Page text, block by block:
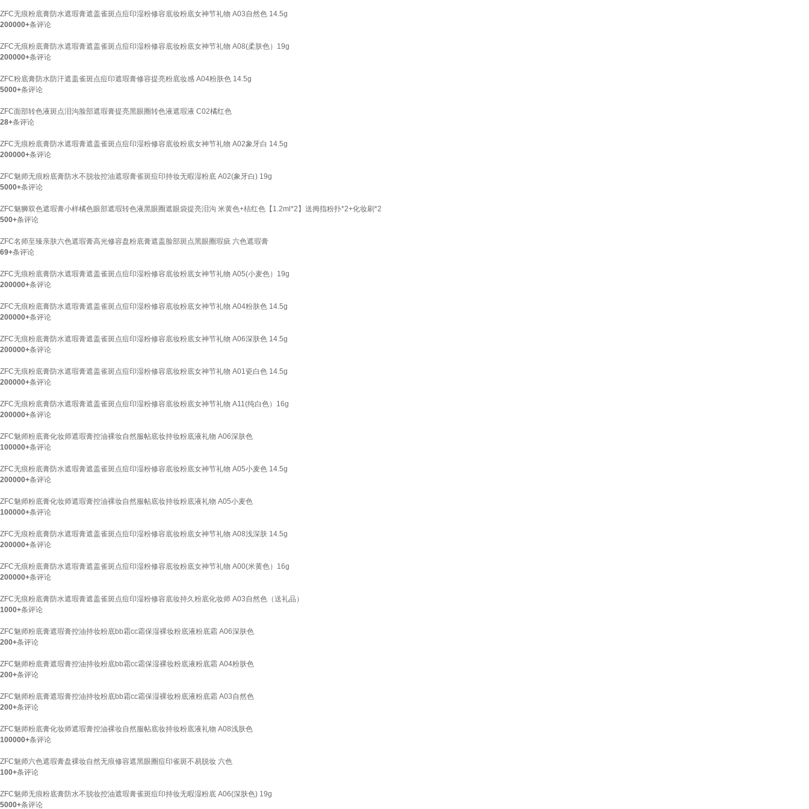
ZFC无痕粉底膏防水遮瑕膏遮盖雀斑点痘印湿粉修容底妆粉底女神节礼物 A03自然色 14.5g
200000+条评论
ZFC无痕粉底膏防水遮瑕膏遮盖雀斑点痘印湿粉修容底妆粉底女神节礼物 A08(柔肤色）19g
200000+条评论
ZFC粉底膏防水防汗遮盖雀斑点痘印遮瑕膏修容提亮粉底妆感 A04粉肤色 14.5g
5000+条评论
ZFC面部转色液斑点泪沟脸部遮瑕膏提亮黑眼圈转色液遮瑕液 C02橘红色
28+条评论
ZFC无痕粉底膏防水遮瑕膏遮盖雀斑点痘印湿粉修容底妆粉底女神节礼物 A02象牙白 14.5g
200000+条评论
ZFC魅师无痕粉底膏防水不脱妆控油遮瑕膏雀斑痘印持妆无暇湿粉底 A02(象牙白) 19g
5000+条评论
ZFC魅狮双色遮瑕膏小样橘色眼部遮瑕转色液黑眼圈遮眼袋提亮泪沟 米黄色+桔红色【1.2ml*2】送拇指粉扑*2+化妆刷*2
500+条评论
ZFC名师至臻亲肤六色遮瑕膏高光修容盘粉底膏遮盖脸部斑点黑眼圈瑕疵 六色遮瑕膏
69+条评论
ZFC无痕粉底膏防水遮瑕膏遮盖雀斑点痘印湿粉修容底妆粉底女神节礼物 A05(小麦色）19g
200000+条评论
ZFC无痕粉底膏防水遮瑕膏遮盖雀斑点痘印湿粉修容底妆粉底女神节礼物 A04粉肤色 14.5g
200000+条评论
ZFC无痕粉底膏防水遮瑕膏遮盖雀斑点痘印湿粉修容底妆粉底女神节礼物 A06深肤色 14.5g
200000+条评论
ZFC无痕粉底膏防水遮瑕膏遮盖雀斑点痘印湿粉修容底妆粉底女神节礼物 A01瓷白色 14.5g
200000+条评论
ZFC无痕粉底膏防水遮瑕膏遮盖雀斑点痘印湿粉修容底妆粉底女神节礼物 A11(纯白色）16g
200000+条评论
ZFC魅师粉底膏化妆师遮瑕膏控油裸妆自然服帖底妆持妆粉底液礼物 A06深肤色
100000+条评论
ZFC无痕粉底膏防水遮瑕膏遮盖雀斑点痘印湿粉修容底妆粉底女神节礼物 A05小麦色 14.5g
200000+条评论
ZFC魅师粉底膏化妆师遮瑕膏控油裸妆自然服帖底妆持妆粉底液礼物 A05小麦色
100000+条评论
ZFC无痕粉底膏防水遮瑕膏遮盖雀斑点痘印湿粉修容底妆粉底女神节礼物 A08浅深肤 14.5g
200000+条评论
ZFC无痕粉底膏防水遮瑕膏遮盖雀斑点痘印湿粉修容底妆粉底女神节礼物 A00(米黄色）16g
200000+条评论
ZFC无痕粉底膏防水遮瑕膏遮盖雀斑点痘印湿粉修容底妆持久粉底化妆师 A03自然色（送礼品）
1000+条评论
ZFC魅师粉底膏遮瑕膏控油持妆粉底bb霜cc霜保湿裸妆粉底液粉底霜 A06深肤色
200+条评论
ZFC魅师粉底膏遮瑕膏控油持妆粉底bb霜cc霜保湿裸妆粉底液粉底霜 A04粉肤色
200+条评论
ZFC魅师粉底膏遮瑕膏控油持妆粉底bb霜cc霜保湿裸妆粉底液粉底霜 A03自然色
200+条评论
ZFC魅师粉底膏化妆师遮瑕膏控油裸妆自然服帖底妆持妆粉底液礼物 A08浅肤色
100000+条评论
ZFC魅师六色遮瑕膏盘裸妆自然无痕修容遮黑眼圈痘印雀斑不易脱妆 六色
100+条评论
ZFC魅师无痕粉底膏防水不脱妆控油遮瑕膏雀斑痘印持妆无暇湿粉底 A06(深肤色) 19g
5000+条评论